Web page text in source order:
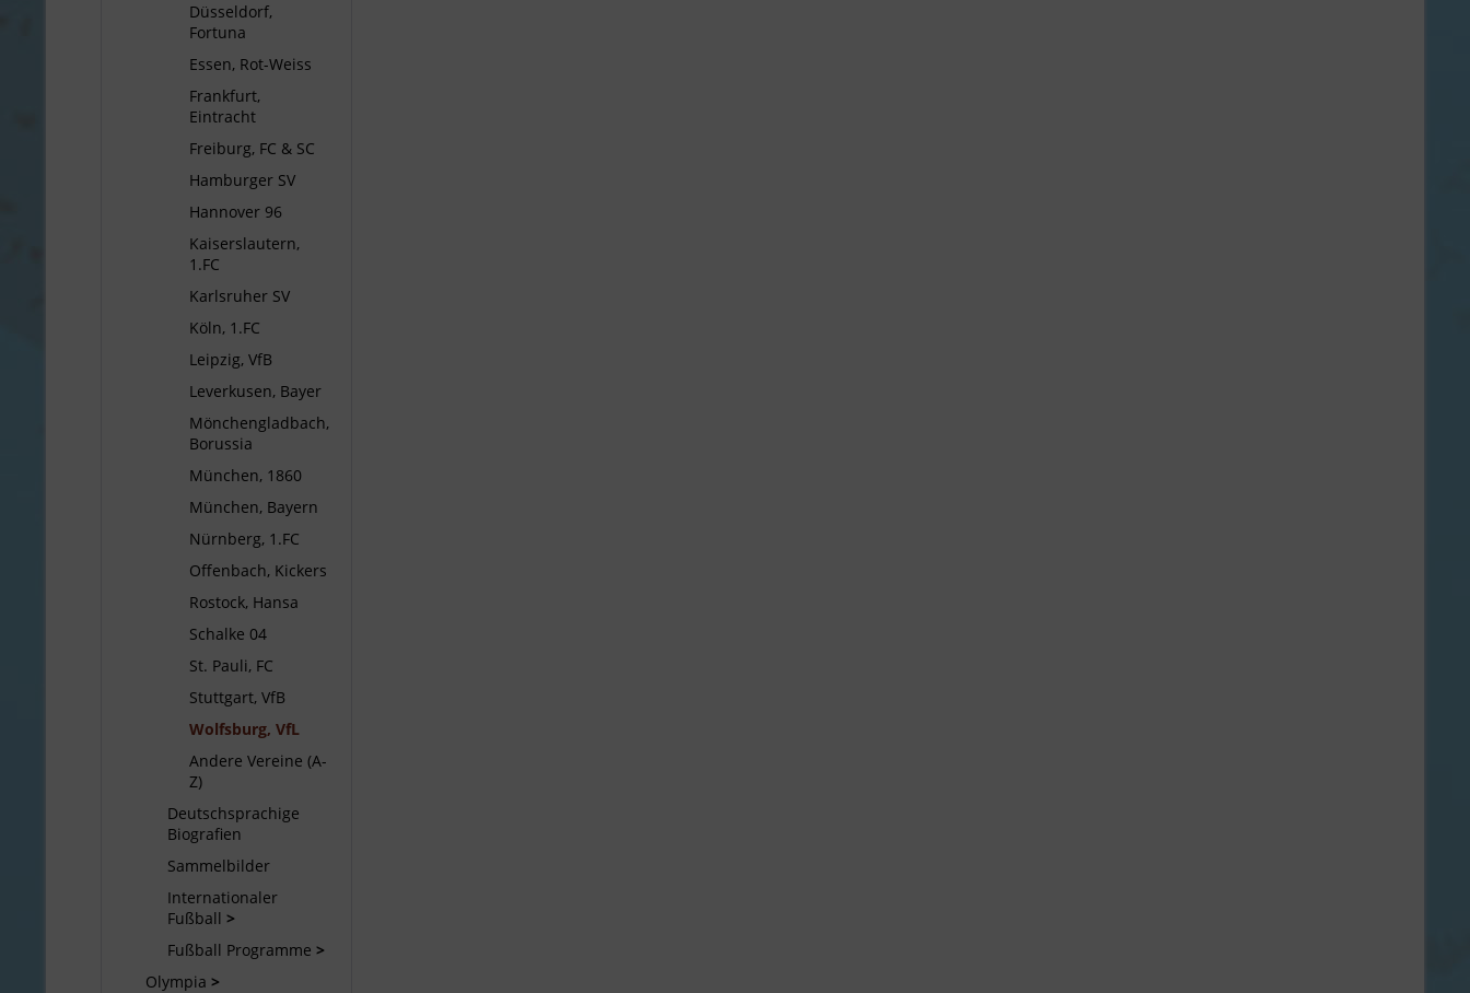
Düsseldorf,
Fortuna
Essen, Rot-Weiss
Frankfurt,
Eintracht
Freiburg, FC & SC
Hamburger SV
Hannover 96
Kaiserslautern,
1.FC
Karlsruher SV
Köln, 1.FC
Leipzig, VfB
Leverkusen, Bayer
Mönchengladbach,
Borussia
München, 1860
München, Bayern
Nürnberg, 1.FC
Offenbach, Kickers
Rostock, Hansa
Schalke 04
St. Pauli, FC
Stuttgart, VfB
Wolfsburg, VfL
Andere Vereine (A-
Z)
Deutschsprachige
Biografien
Sammelbilder
Internationaler
Fußball
Fußball Programme
Olympia